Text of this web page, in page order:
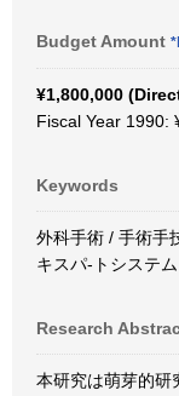
Budget Amount
¥1,800,000
Fiscal Year 1990:
Keywords
外科手術 / 手術手
キスパ-トシステ
Research
本研究は萌芽的研